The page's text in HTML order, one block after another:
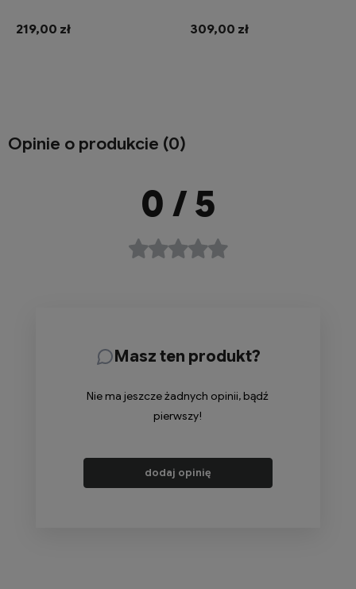
imitujące trawertyn
219,00 zł
imitujące trawertyn
309,00 zł
Opinie o produkcie (0)
0 / 5
Masz ten produkt?
Nie ma jeszcze żadnych opinii, bądź
pierwszy!
dodaj opinię